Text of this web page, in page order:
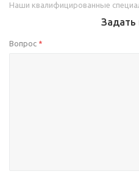
Наши квалифицированные
Задать
Вопрос *